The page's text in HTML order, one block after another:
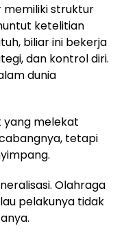
memiliki struktur
ketelitian
biliar ini bekerja
dan kontrol diri.
dunia
yang melekat
tetapi
Olahraga
pelakunya tidak